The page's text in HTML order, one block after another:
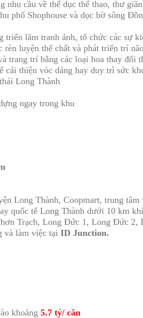
nhu cầu về thể dục thể thao, thư giãn
phố Shophouse và dọc bờ sông
lãm tranh ảnh, tổ chức các sự
luyện thể chất và phát triển trí
trang trí bằng các loại hoa thay đổi
thiện vóc dáng hay duy trì sức
Long Thành
ngay trong khu
Long Thành, Coopmart, trung tâm
quốc tế Long Thành dưới 10 km
Trạch, Long Đức 1, Long Đức 2,
và làm việc tại ID Junction.
khoảng 5.7 tỷ/ căn